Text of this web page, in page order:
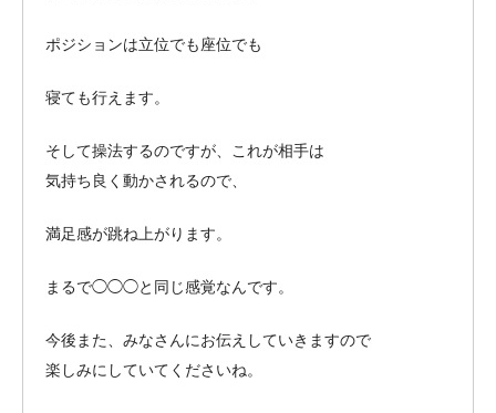
ポジションは立位でも座位でも
寝ても行えます。
そして操法するのですが、これが相手は
気持ち良く動かされるので、
満足感が跳ね上がります。
まるで◯◯◯と同じ感覚なんです。
今後また、みなさんにお伝えしていきますので
楽しみにしていてくださいね。